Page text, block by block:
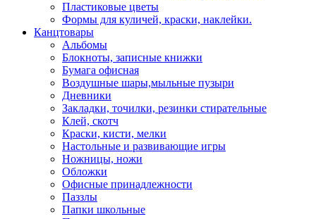
Пластиковые цветы
Формы для куличей, краски, наклейки.
Канцтовары
Альбомы
Блокноты, записные книжки
Бумага офисная
Воздушные шары,мыльные пузыри
Дневники
Закладки, точилки, резинки стирательные
Клей, скотч
Краски, кисти, мелки
Настольные и развивающие игры
Ножницы, ножи
Обложки
Офисные принадлежности
Паззлы
Папки школьные